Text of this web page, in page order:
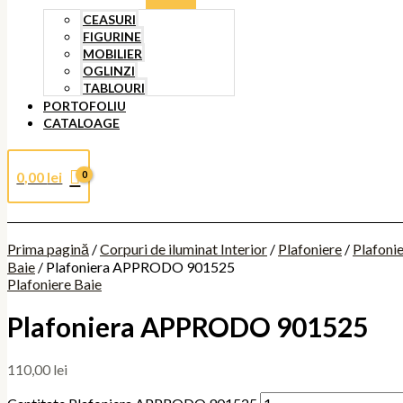
CEASURI
FIGURINE
MOBILIER
OGLINZI
TABLOURI
PORTOFOLIU
CATALOAGE
0,00 lei
Prima pagină /Corpuri de iluminat Interior / Plafoniere /
Baie / Plafoniera APPRODO 901525
Plafoniere Baie
Plafoniera APPRODO 901525
110,00 lei